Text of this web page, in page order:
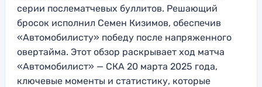
серии послематчевых буллитов. Решающий
бросок исполнил Семен Кизимов, обеспечив
«Автомобилисту» победу после напряженного
овертайма. Этот обзор раскрывает ход матча
«Автомобилист» — СКА 20 марта 2025 года,
ключевые моменты и статистику, которые